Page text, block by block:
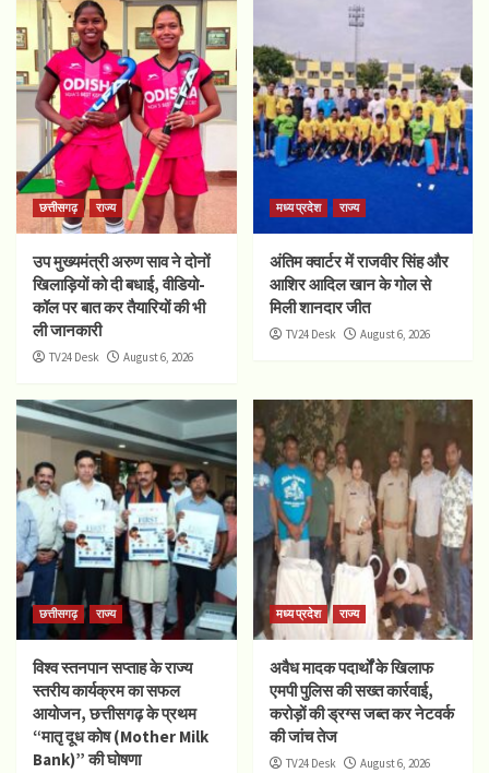
छत्तीसगढ़ राज्य
उप मुख्यमंत्री अरुण साव ने दोनों
खिलाड़ियों को दी बधाई, वीडियो-
कॉल पर बात कर तैयारियों की भी
ली जानकारी
TV24 Desk August 6, 2026
मध्य प्रदेश राज्य
अंतिम क्वार्टर में राजवीर सिंह और
आशिर आदिल खान के गोल से
मिली शानदार जीत
TV24 Desk August 6, 2026
छत्तीसगढ़ राज्य
विश्व स्तनपान सप्ताह के राज्य
स्तरीय कार्यक्रम का सफल
आयोजन, छत्तीसगढ़ के प्रथम
“मातृ दूध कोष (Mother Milk
Bank)” की घोषणा
मध्य प्रदेश राज्य
अवैध मादक पदार्थों के खिलाफ
एमपी पुलिस की सख्त कार्रवाई,
करोड़ों की ड्रग्स जब्त कर नेटवर्क
की जांच तेज
TV24 Desk August 6, 2026